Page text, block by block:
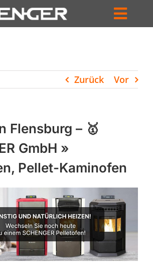
Zurück Vor
Flensburg – 🥇
GmbH »
Pellet-Kaminofen